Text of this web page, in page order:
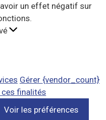
un effet négatif sur
Gérer {vendor_count}
ces finalités
Voir les préférences